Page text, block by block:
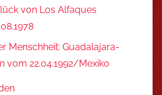
von Los Alfaques
Menschheit: Guadalajara-
vom 22.04.1992/Mexiko